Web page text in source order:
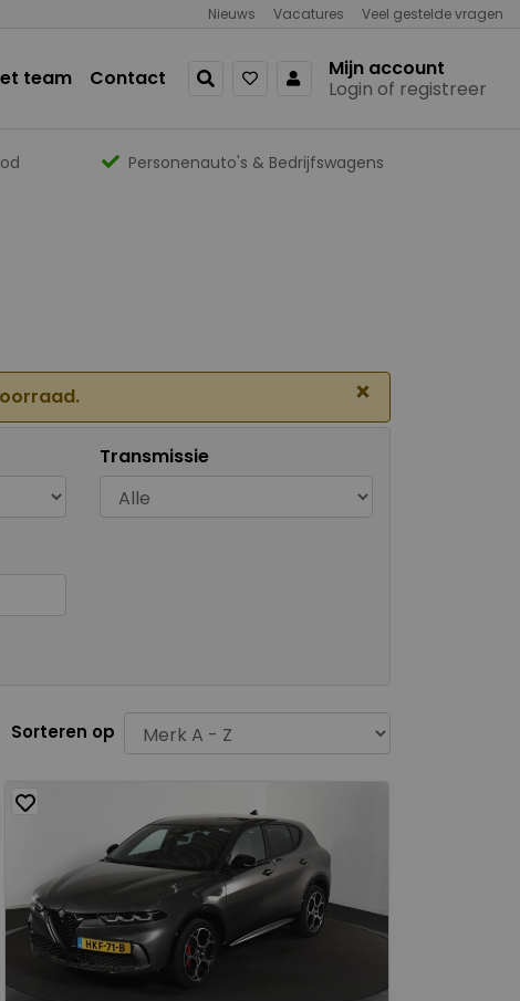
Nieuws Vacatures Veel gestelde vragen
team Contact
Mijn account
Login of registreer
Personenauto's & Bedrijfswagens
×
Transmissie
Sorteren op